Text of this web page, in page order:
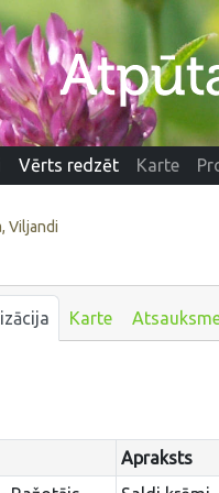
Vērts redzēt Karte
Viljandi
Karte
Apraksts